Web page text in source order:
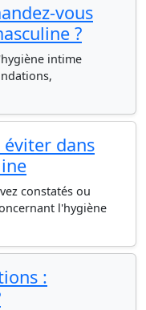
vous
?
intime
éviter dans
constatés ou
l'hygiène
: